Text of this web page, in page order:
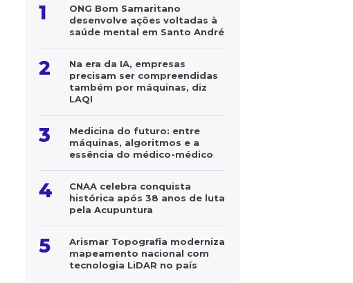
1
ONG Bom Samaritano
desenvolve ações voltadas à
saúde mental em Santo André
2
Na era da IA, empresas
precisam ser compreendidas
também por máquinas, diz
LAQI
3
Medicina do futuro: entre
máquinas, algoritmos e a
essência do médico-médico
4
CNAA celebra conquista
histórica após 38 anos de luta
pela Acupuntura
5
Arismar Topografia moderniza
mapeamento nacional com
tecnologia LiDAR no país